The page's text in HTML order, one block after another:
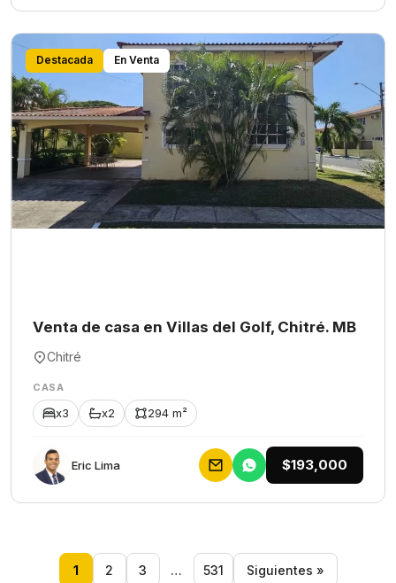
Destacada En Venta
Venta de casa en Villas del Golf, Chitré. MB
Chitré
CASA
x3 x2 294 m²
Eric Lima $193,000
1 2 3 … 531 Siguientes »